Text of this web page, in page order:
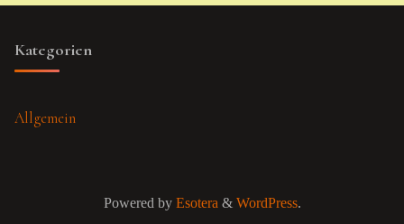
Kategorien
Allgemein
Powered byEsotera& WordPress.